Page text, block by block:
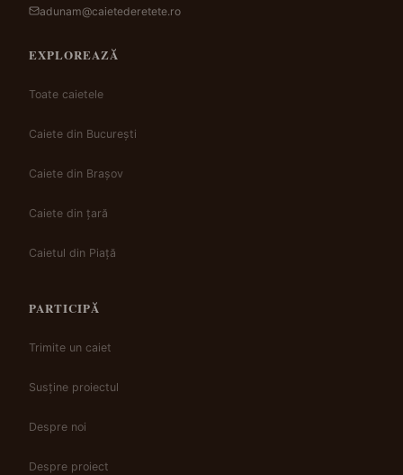
adunam@caietederetete.ro
EXPLOREAZĂ
Toate caietele
Caiete din București
Caiete din Brașov
Caiete din țară
Caietul din Piață
PARTICIPĂ
Trimite un caiet
Susține proiectul
Despre noi
Despre proiect